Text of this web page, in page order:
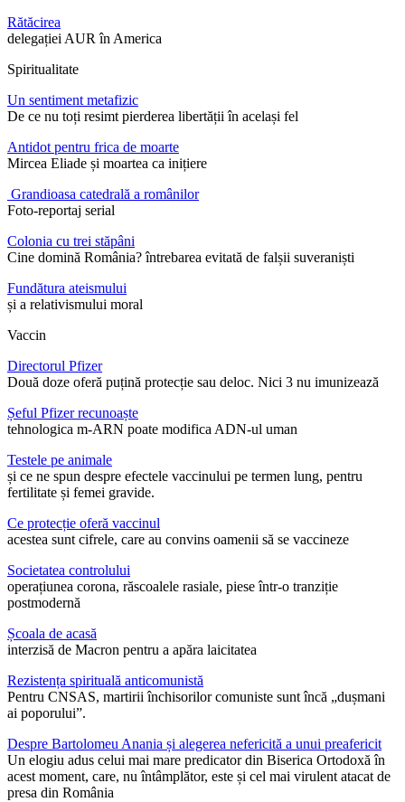
Rătăcirea
delegației AUR în America
Spiritualitate
Un sentiment metafizic
De ce nu toți resimt pierderea libertății în același fel
Antidot pentru frica de moarte
Mircea Eliade și moartea ca inițiere
Grandioasa catedrală a românilor
Foto-reportaj serial
Colonia cu trei stăpâni
Cine domină România? întrebarea evitată de falșii suveraniști
Fundătura ateismului
și a relativismului moral
Vaccin
Directorul Pfizer
Două doze oferă puțină protecție sau deloc. Nici 3 nu imunizează
Șeful Pfizer recunoaște
tehnologica m-ARN poate modifica ADN-ul uman
Testele pe animale
și ce ne spun despre efectele vaccinului pe termen lung, pentru
fertilitate și femei gravide.
Ce protecție oferă vaccinul
acestea sunt cifrele, care au convins oamenii să se vaccineze
Societatea controlului
operațiunea corona, răscoalele rasiale, piese într-o tranziție
postmodernă
Școala de acasă
interzisă de Macron pentru a apăra laicitatea
Rezistența spirituală anticomunistă
Pentru CNSAS, martirii închisorilor comuniste sunt încă „dușmani
ai poporului”.
Despre Bartolomeu Anania și alegerea nefericită a unui preafericit
Un elogiu adus celui mai mare predicator din Biserica Ortodoxă în
acest moment, care, nu întâmplător, este și cel mai virulent atacat de
presa din România